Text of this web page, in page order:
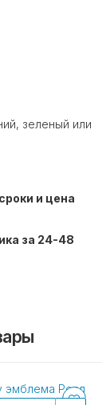
зеленый или
и цена
за 24-48